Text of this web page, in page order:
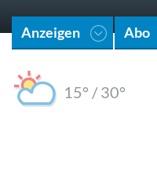
Anzeigen Abo
15° /30°